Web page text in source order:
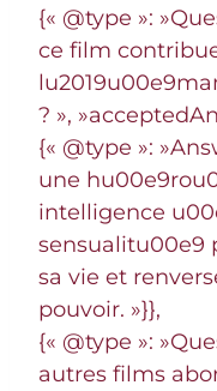
{« @type »:
ce film
? »,
{« @type »:
une
intelligence
sensualitu00e9
sa vie et
pouvoir. »}},
{« @type »:
autres films